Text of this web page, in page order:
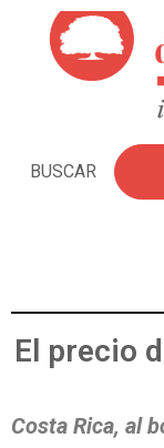
BUSCAR
El precio
Costa Rica, al